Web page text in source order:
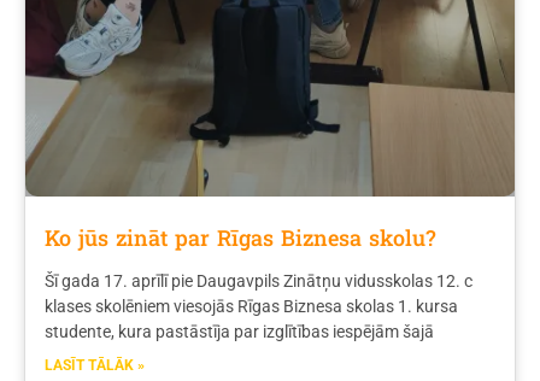
Ko jūs zināt par Rīgas Biznesa skolu?
Šī gada 17. aprīlī pie Daugavpils Zinātņu vidusskolas 12. c
klases skolēniem viesojās Rīgas Biznesa skolas 1. kursa
studente, kura pastāstīja par izglītības iespējām šajā
LASĪT TĀLĀK »